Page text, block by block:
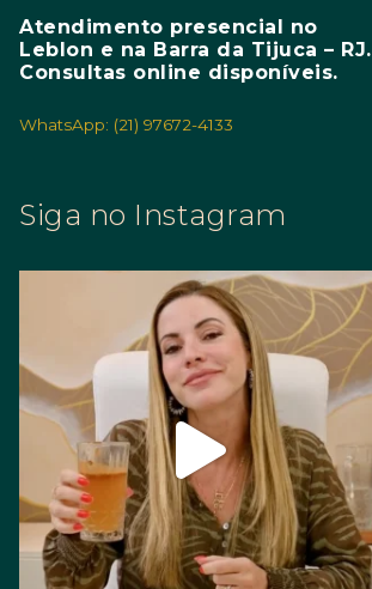
Atendimento presencial no
Leblon e na Barra da Tijuca – RJ.
Consultas online disponíveis.
WhatsApp: (21) 97672-4133
Siga no Instagram